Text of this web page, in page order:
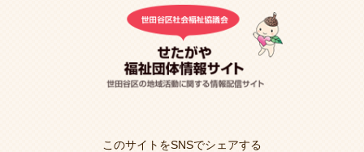
このサイトをSNSでシェアする